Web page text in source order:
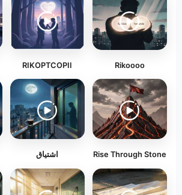
RIKOPTCOPII Rikoooo
اشتياق Rise Through Stone